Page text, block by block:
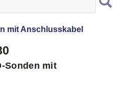
mit Anschlusskabel
Sonden mit